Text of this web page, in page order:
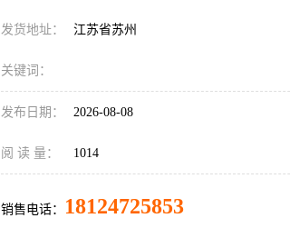
发货地址： 江苏省苏州
关键词：
发布日期： 2026-08-08
阅 读 量： 1014
销售电话： 18124725853